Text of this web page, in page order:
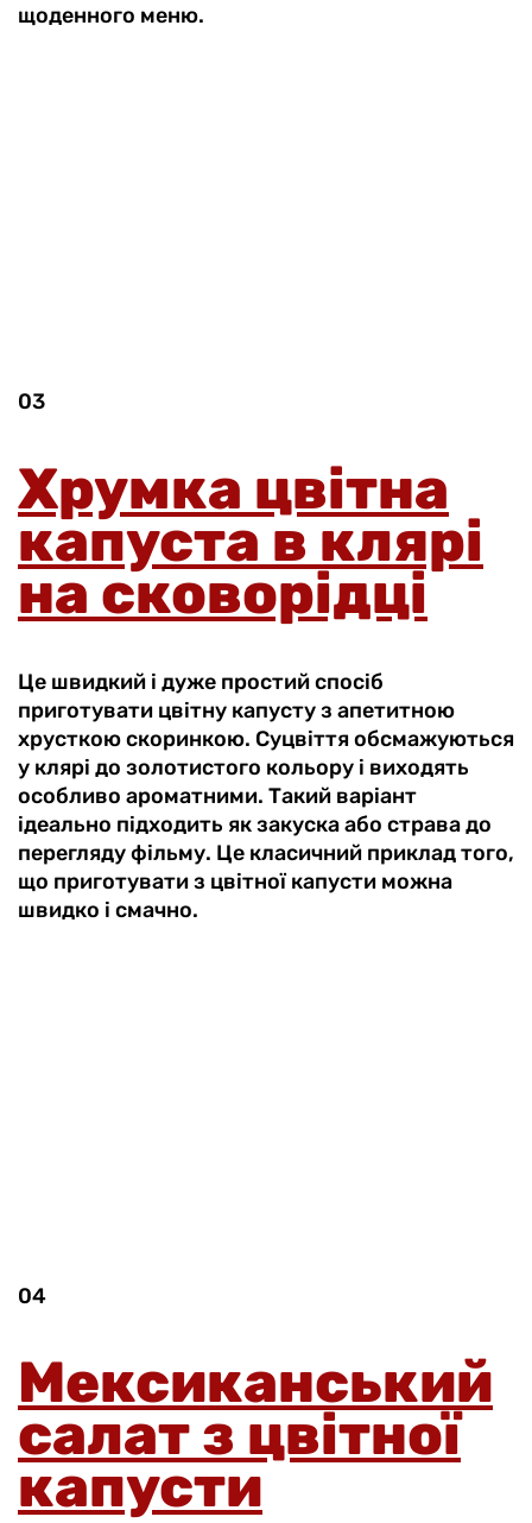
щоденного меню.
03
Хрумка цвітна
капуста в клярі
на сковорідці
Це швидкий і дуже простий спосіб
приготувати цвітну капусту з апетитною
хрусткою скоринкою. Суцвіття обсмажуються
у клярі до золотистого кольору і виходять
особливо ароматними. Такий варіант
ідеально підходить як закуска або страва до
перегляду фільму. Це класичний приклад того,
що приготувати з цвітної капусти можна
швидко і смачно.
04
Мексиканський
салат з цвітної
капусти